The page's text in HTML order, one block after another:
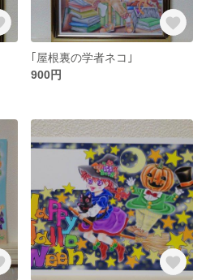
｢屋根裏の学者ネコ｣
900円